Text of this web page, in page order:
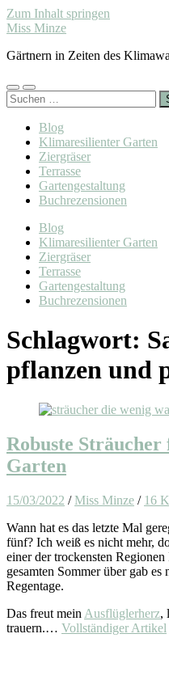
Zum Inhalt springen
Miss Minze
Gärtnern in Zeiten des
Mobile-
Menü
Suchfeld
ein-/ausblenden
Suchen
nach:
Blog
Klimaresilienter Garten
Ziergräser
Terrasse
Gartengestaltung
Buchrezensionen
Blog
Klimaresilienter Garten
Ziergräser
Terrasse
Gartengestaltung
Buchrezensionen
Schlagwort:
pflanzen und
Robuste
Garten
15/03/2022 /Miss Minze / 16
Wann hat es das letzte Mal
fünf? Ich weiß es nicht mehr,
einer der trockensten
gesamten Sommer über gab
Regentage.
Das freut mein Ausflüglerherz,
trauern.… Vollständiger Artikel